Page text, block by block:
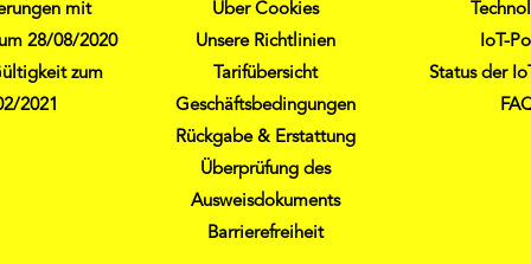
mit
28/08/2020
zum
2021
Über Cookies
Unsere Richtlinien
Tarifübersicht
Geschäftsbedingungen
Rückgabe & Erstattung
Überprüfung des
Ausweisdokuments
Barrierefreiheit
IoT-
Status der